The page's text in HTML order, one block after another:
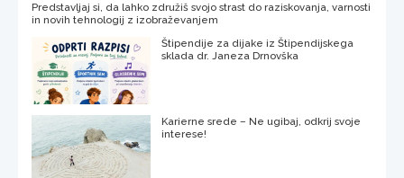
Predstavljaj si, da lahko združiš svojo strast do raziskovanja, varnosti
in novih tehnologij z izobraževanjem
Štipendije za dijake iz Štipendijskega
sklada dr. Janeza Drnovška
Karierne srede – Ne ugibaj, odkrij svoje
interese!